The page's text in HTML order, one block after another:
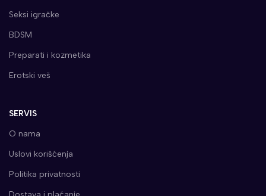
Seksi igračke
BDSM
Preparati i kozmetika
Erotski veš
SERVIS
O nama
Uslovi korišćenja
Politika privatnosti